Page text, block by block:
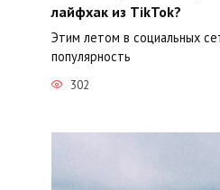
лайфхак из TikTok?
Этим летом в социальных
популярность
302